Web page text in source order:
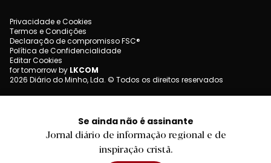
Se ainda não é assinante
Jornal diário de informação regional e de
inspiração cristã.
Privacidade e Cookies
Termos e Condições
Declaração de compromisso FSC®
Política de Confidencialidade
Editar Cookies
for tomorrow by LKCOM
2026 Diário do Minho, Lda. © Todos os direitos reservados